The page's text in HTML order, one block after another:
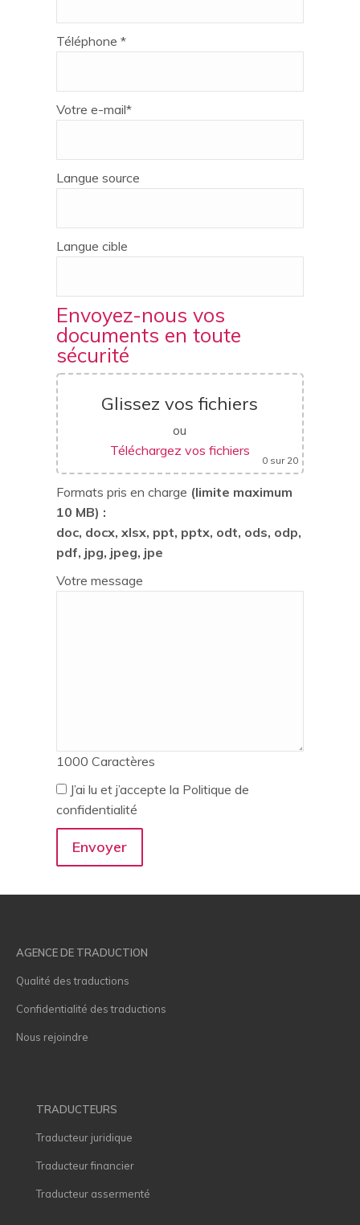
Téléphone *
Votre e-mail*
Langue source
Langue cible
Envoyez-nous vos
documents en toute
sécurité
Glissez vos fichiers
ou
Téléchargez vos fichiers
0sur 20
Formats pris en charge (limite maximum
10 MB) :
doc, docx, xlsx, ppt, pptx, odt, ods, odp,
pdf, jpg, jpeg, jpe
Votre message
1000 Caractères
J’ai lu et j’accepte la Politique de
confidentialité
AGENCE DE TRADUCTION
Qualité des traductions
Confidentialité des traductions
Nous rejoindre
TRADUCTEURS
Traducteur juridique
Traducteur financier
Traducteur assermenté